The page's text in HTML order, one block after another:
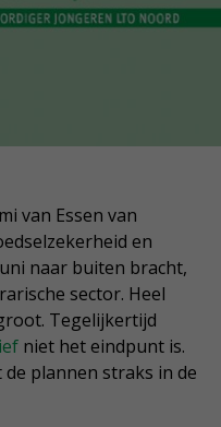
van Essen van
en
naar buiten bracht,
sector. Heel
Tegelijkertijd
niet het eindpunt is.
plannen straks in de